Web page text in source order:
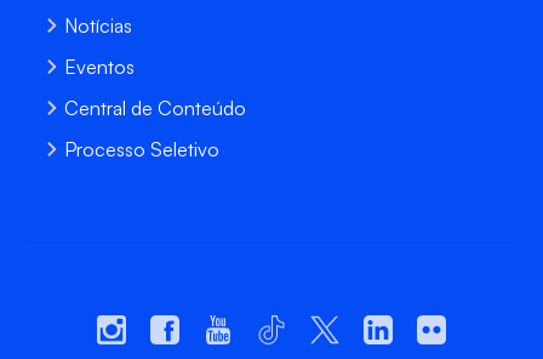
Notícias
Eventos
Central de Conteúdo
Processo Seletivo